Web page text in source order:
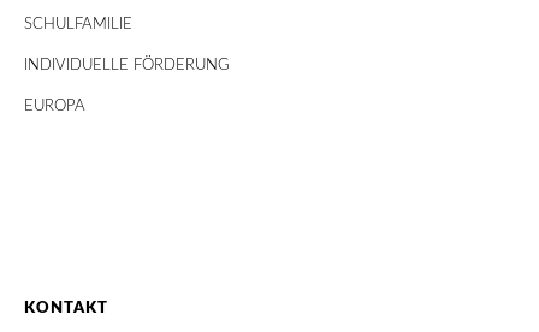
SCHULFAMILIE
INDIVIDUELLE FÖRDERUNG
EUROPA
KONTAKT